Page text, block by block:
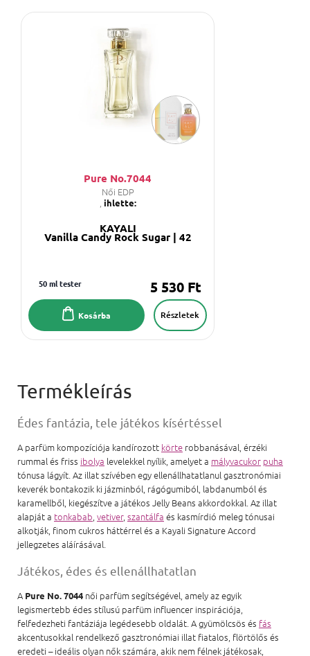
Pure No.7044
Női EDP
, ihlette:
KAYALI
Vanilla Candy Rock Sugar | 42
50 ml tester 5 530 Ft
Részletek
Kosárba
Édes fantázia, tele játékos kísértéssel
A parfüm kompozíciója kandírozott körte robbanásával, érzéki
rummal és friss ibolya levelekkel nyílik, amelyet a mályvacukor puha
tónusa lágyít. Az illat szívében egy ellenállhatatlanul gasztronómiai
keverék bontakozik ki jázminból, rágógumiból, labdanumból és
karamellből, kiegészítve a játékos Jelly Beans akkordokkal. Az illat
alapját a tonkabab, vetiver, szantálfa és kasmírdió meleg tónusai
alkotják, finom cukros háttérrel és a Kayali Signature Accord
jellegzetes aláírásával.
Játékos, édes és ellenállhatatlan
A Pure No. 7044 női parfüm segítségével, amely az egyik
legismertebb édes stílusú parfüm influencer inspirációja,
felfedezheti fantáziája legédesebb oldalát. A gyümölcsös és fás
akcentusokkal rendelkező gasztronómiai illat fiatalos, flörtölős és
eredeti – ideális olyan nők számára, akik nem félnek játékosak,